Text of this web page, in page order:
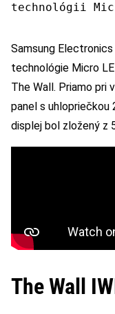
technológii
Samsung
technológie Micro
The Wall. Priamo pri
panel s uhlopriečkou
displej bol zložený z
The Wall